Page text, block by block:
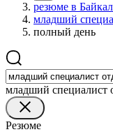
резюме в
младший
полный день
младший специалист
Резюме